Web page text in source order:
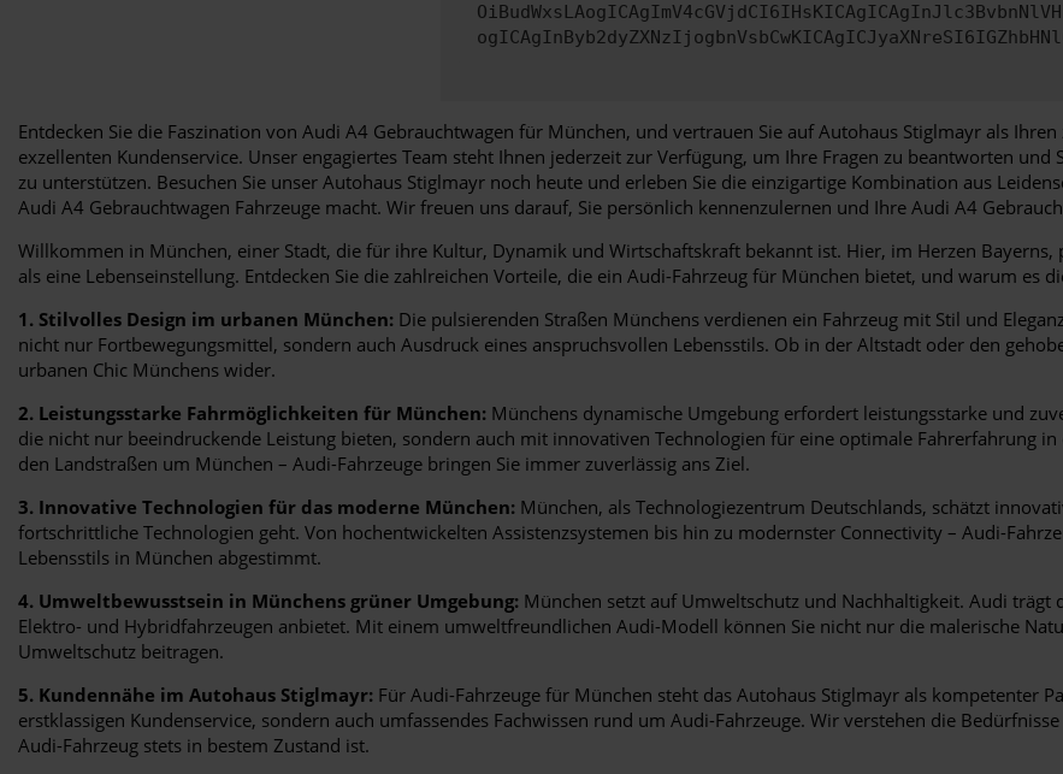
Entdecken Sie die Faszination von Audi A4 Gebrauchtwagen für München, und vertrauen Sie auf Autohaus Stiglmayr als
exzellenten Kundenservice. Unser engagiertes Team steht Ihnen jederzeit zur Verfügung, um Ihre Fragen zu beantworten
zu unterstützen. Besuchen Sie unser Autohaus Stiglmayr noch heute und erleben Sie die einzigartige Kombination aus
Audi A4 Gebrauchtwagen Fahrzeuge macht. Wir freuen uns darauf, Sie persönlich kennenzulernen und Ihre Audi A4
Willkommen in München, einer Stadt, die für ihre Kultur, Dynamik und Wirtschaftskraft bekannt ist. Hier, im Herzen
als eine Lebenseinstellung. Entdecken Sie die zahlreichen Vorteile, die ein Audi-Fahrzeug für München bietet, und warum es
1. Stilvolles Design im urbanen München: Die pulsierenden Straßen Münchens verdienen ein Fahrzeug mit Stil und
nicht nur Fortbewegungsmittel, sondern auch Ausdruck eines anspruchsvollen Lebensstils. Ob in der Altstadt oder den
urbanen Chic Münchens wider.
2. Leistungsstarke Fahrmöglichkeiten für München: Münchens dynamische Umgebung erfordert leistungsstarke und
die nicht nur beeindruckende Leistung bieten, sondern auch mit innovativen Technologien für eine optimale Fahrerfahrung
den Landstraßen um München – Audi-Fahrzeuge bringen Sie immer zuverlässig ans Ziel.
3. Innovative Technologien für das moderne München: München, als Technologiezentrum Deutschlands, schätzt
fortschrittliche Technologien geht. Von hochentwickelten Assistenzsystemen bis hin zu modernster Connectivity – Audi-
Lebensstils in München abgestimmt.
4. Umweltbewusstsein in Münchens grüner Umgebung: München setzt auf Umweltschutz und Nachhaltigkeit. Audi trägt
Elektro- und Hybridfahrzeugen anbietet. Mit einem umweltfreundlichen Audi-Modell können Sie nicht nur die malerische
Umweltschutz beitragen.
5. Kundennähe im Autohaus Stiglmayr: Für Audi-Fahrzeuge für München steht das Autohaus Stiglmayr als kompetenter
erstklassigen Kundenservice, sondern auch umfassendes Fachwissen rund um Audi-Fahrzeuge. Wir verstehen die
Audi-Fahrzeug stets in bestem Zustand ist.